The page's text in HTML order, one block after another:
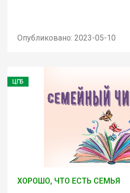
Опубликовано: 2023-05-10
ЦГБ
ХОРОШО, ЧТО ЕСТЬ СЕМЬЯ